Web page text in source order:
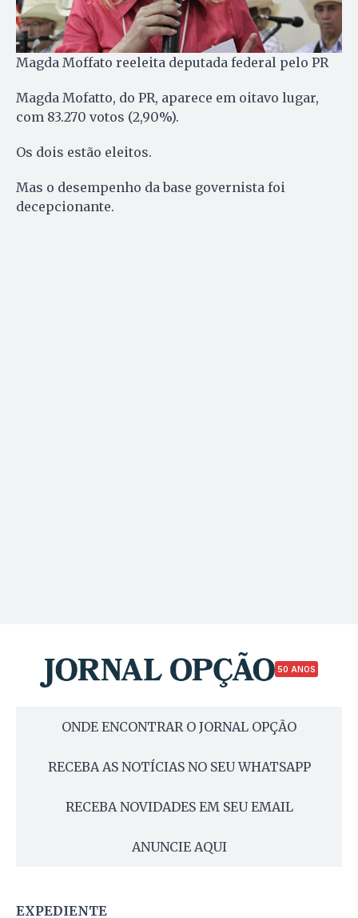
Magda Moffato reeleita deputada federal pelo PR
Magda Mofatto, do PR, aparece em oitavo lugar,
com 83.270 votos (2,90%).
Os dois estão eleitos.
Mas o desempenho da base governista foi
decepcionante.
50 ANOS
ONDE ENCONTRAR O JORNAL OPÇÃO
RECEBA AS NOTÍCIAS NO SEU WHATSAPP
RECEBA NOVIDADES EM SEU EMAIL
ANUNCIE AQUI
EXPEDIENTE